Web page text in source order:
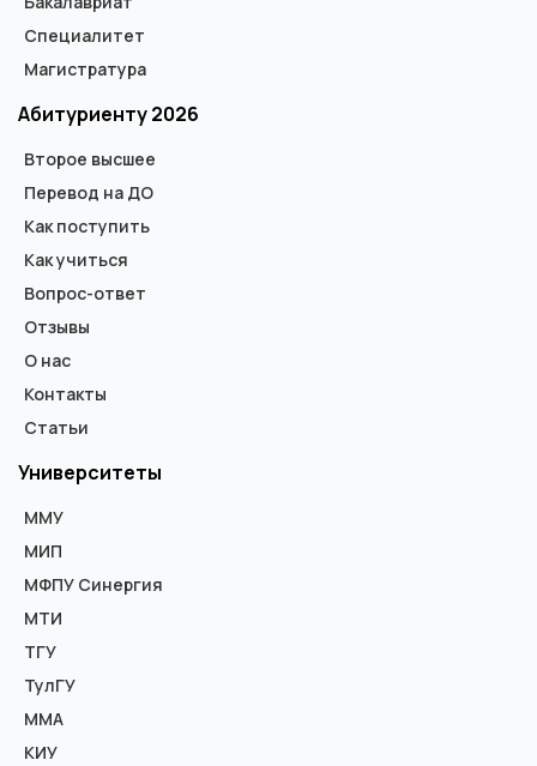
Специалитет
Магистратура
Абитуриенту 2026
Второе высшее
Перевод на ДО
Как поступить
Как учиться
Вопрос-ответ
Отзывы
О нас
Контакты
Статьи
Университеты
ММУ
МИП
МФПУ Синергия
МТИ
ТГУ
ТулГУ
ММА
КИУ